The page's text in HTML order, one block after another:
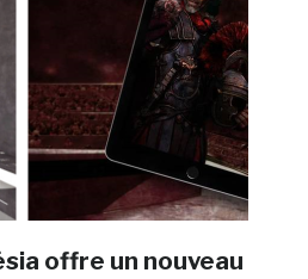
offre un nouveau